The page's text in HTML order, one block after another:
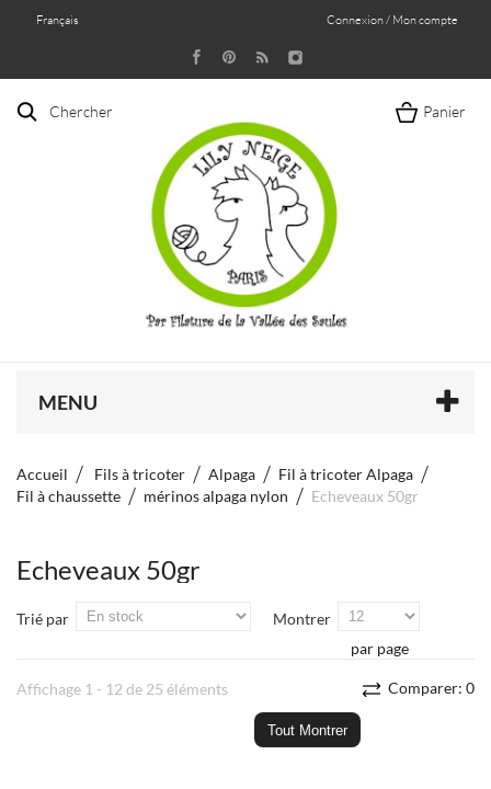
Français Connexion / Mon compte
Chercher Panier
MENU
Accueil Fils à tricoter Alpaga
Fil à tricoter Alpaga
Fil à chaussette
mérinos alpaga nylon Echeveaux 50gr
Echeveaux 50gr
Trié par
Montrer
par page
Comparer: 0
Affichage 1 - 12 de 25 éléments
Tout Montrer